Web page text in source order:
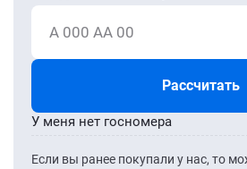
А 000 АА 00
Рассчитать
Если вы ранее покупали у нас, то
У меня нет госномера